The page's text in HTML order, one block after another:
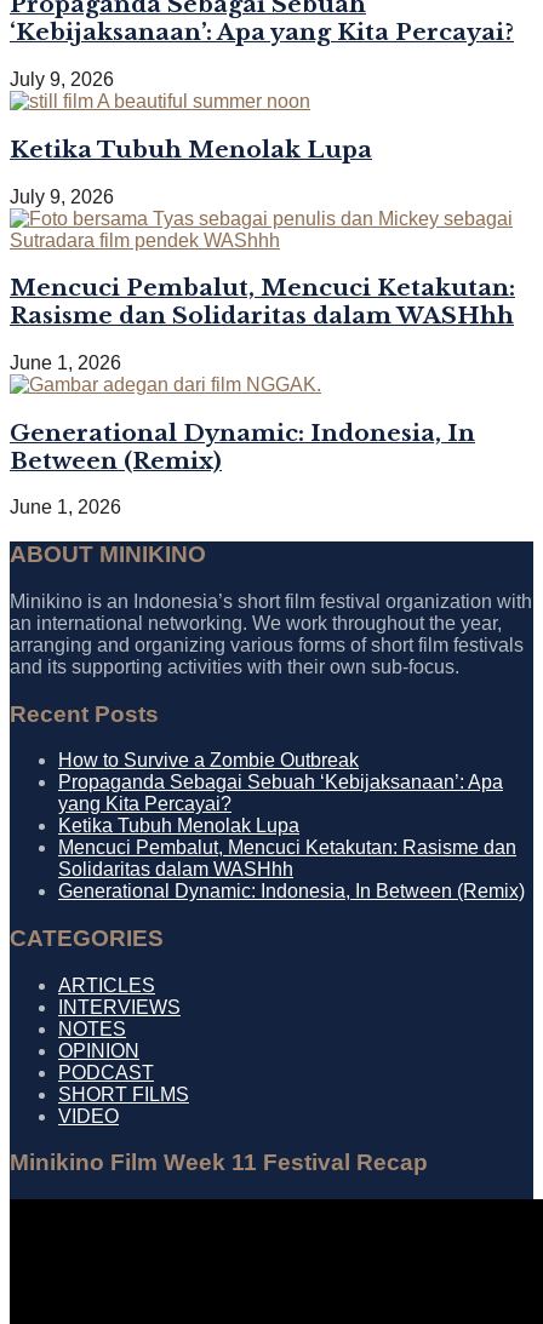
‘Kebijaksanaan’: Apa yang Kita Percayai?
July 9, 2026
Ketika Tubuh Menolak Lupa
July 9, 2026
Mencuci Pembalut, Mencuci Ketakutan:
Rasisme dan Solidaritas dalam WASHhh
June 1, 2026
Generational Dynamic: Indonesia, In
Between (Remix)
June 1, 2026
ABOUT MINIKINO
Minikino is an Indonesia’s short film festival organization with
an international networking. We work throughout the year,
arranging and organizing various forms of short film festivals
and its supporting activities with their own sub-focus.
Recent Posts
How to Survive a Zombie Outbreak
Propaganda Sebagai Sebuah ‘Kebijaksanaan’: Apa
yang Kita Percayai?
Ketika Tubuh Menolak Lupa
Mencuci Pembalut, Mencuci Ketakutan: Rasisme dan
Solidaritas dalam WASHhh
Generational Dynamic: Indonesia, In Between (Remix)
CATEGORIES
ARTICLES
INTERVIEWS
NOTES
OPINION
PODCAST
SHORT FILMS
VIDEO
Minikino Film Week 11 Festival Recap